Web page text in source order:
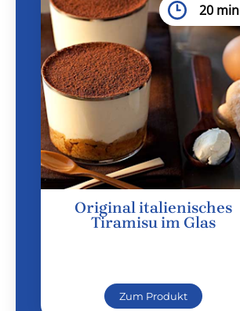
20 min
Original italienisches
Tiramisu im Glas
Zum Produkt